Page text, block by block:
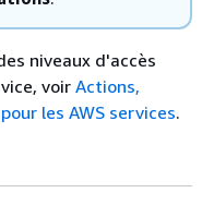
niveaux d'accès
voir Actions,
les AWS services.